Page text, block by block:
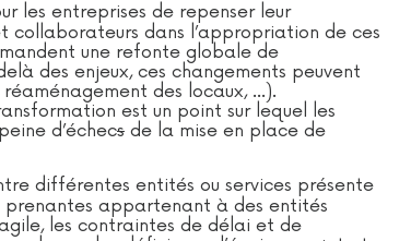
les entreprises de repenser leur
collaborateurs dans l’appropriation de ces
une refonte globale de
des enjeux, ces changements peuvent
des locaux, …).
est un point sur lequel les
d’échecs de la mise en place de
différentes entités ou services présente
prenantes appartenant à des entités
les contraintes de délai et de